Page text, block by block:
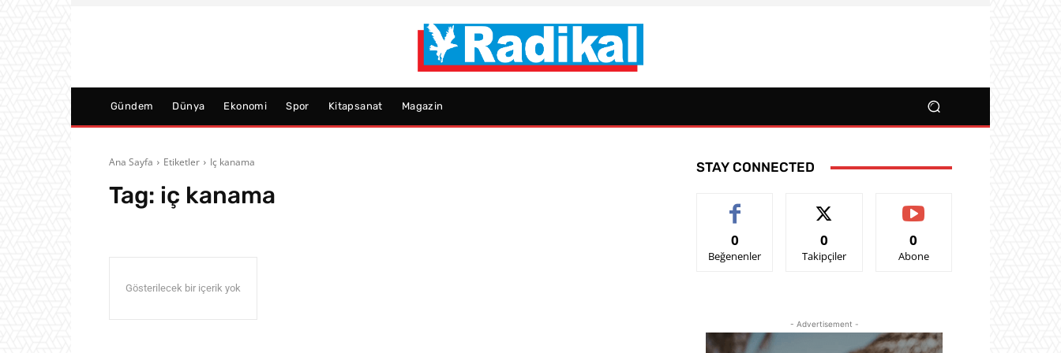
Gündem Dünya Ekonomi Spor Kitapsanat Magazin
Ana Sayfa Etiketler Iç kanama
Tag: iç kanama
Gösterilecek bir içerik yok
STAY CONNECTED
0
Beğenenler
0
Takipçiler
0
Abone
- Advertisement -